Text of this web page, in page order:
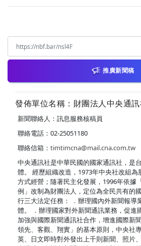
推廣新聞稿
發佈單位名稱：財團法人中央通
新聞聯絡人：訊息服務核稿員
聯絡電話：02-25051180
聯絡信箱： timtimcna@mail.cna.com.tw
中央通訊社是中華民國的國家通訊社，是
體。 經歷組織改造，1973年中央社改組
方式經營；隨著民主化發展，1996年依據
例」改制為財團法人，定位為全民共有的
行三大法定任務： ．辦理國內外新聞報導
體。 ．辦理國家對外新聞通訊業務，促進
加強與國際新聞通訊社合作，增進國際新
領先、客觀、翔實」的基本原則，中央社
英、日文即時對外發出上千則新聞、照片